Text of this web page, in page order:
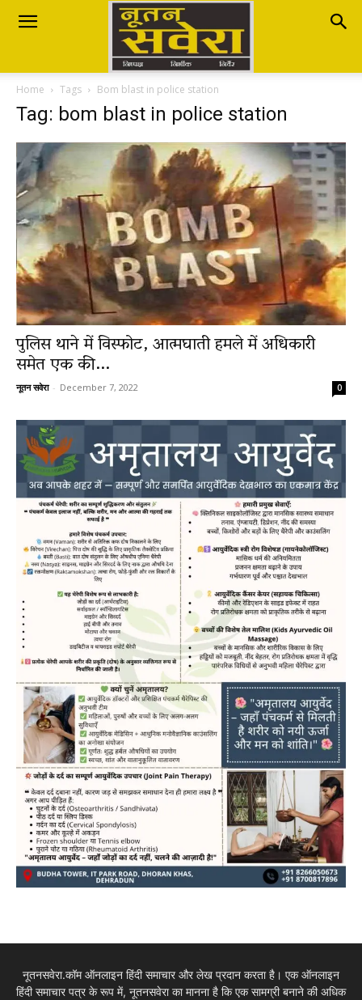
Nutan
Savera
नूतन
सवेरा
Breaking
News
LIVE
Home Tags Bom blast in police station
Tag: bom blast in police station
पुलिस थाने में विस्फोट, आत्मघाती हमले में अधिकारी
समेत एक की...
नूतन सवेरा - December 7, 2022 0
नूतनसवेरा.कॉम ऑनलाइन हिंदी समाचार और लेख प्रदान करता है। एक ऑनलाइन
हिंदी समाचार पत्र के रूप में, नूतनसवेरा का मानना है कि एक सामग्री बनाने की अधिक